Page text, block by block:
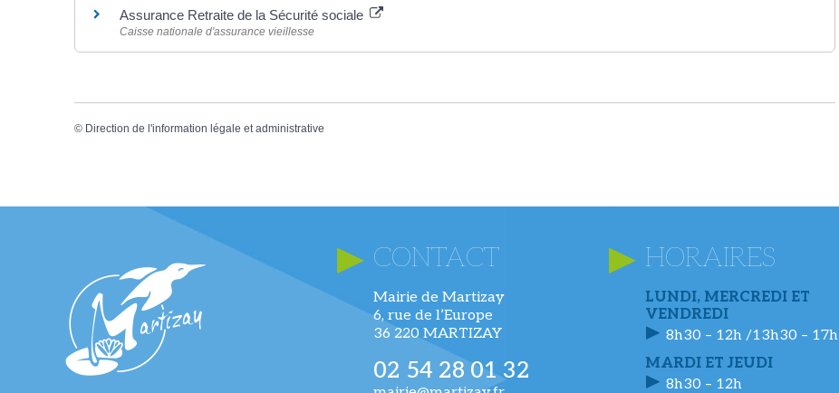
Assurance Retraite de la Sécurité sociale
Caisse nationale d'assurance vieillesse
© Direction de l'information légale et administrative
CONTACT
Mairie de Martizay
6, rue de l’Europe
36 220 MARTIZAY
02 54 28 01 32
HORAIRES
LUNDI, MERCREDI ET
VENDREDI
8h30 – 12h /13h30 – 17h
MARDI ET JEUDI
8h30 – 12h